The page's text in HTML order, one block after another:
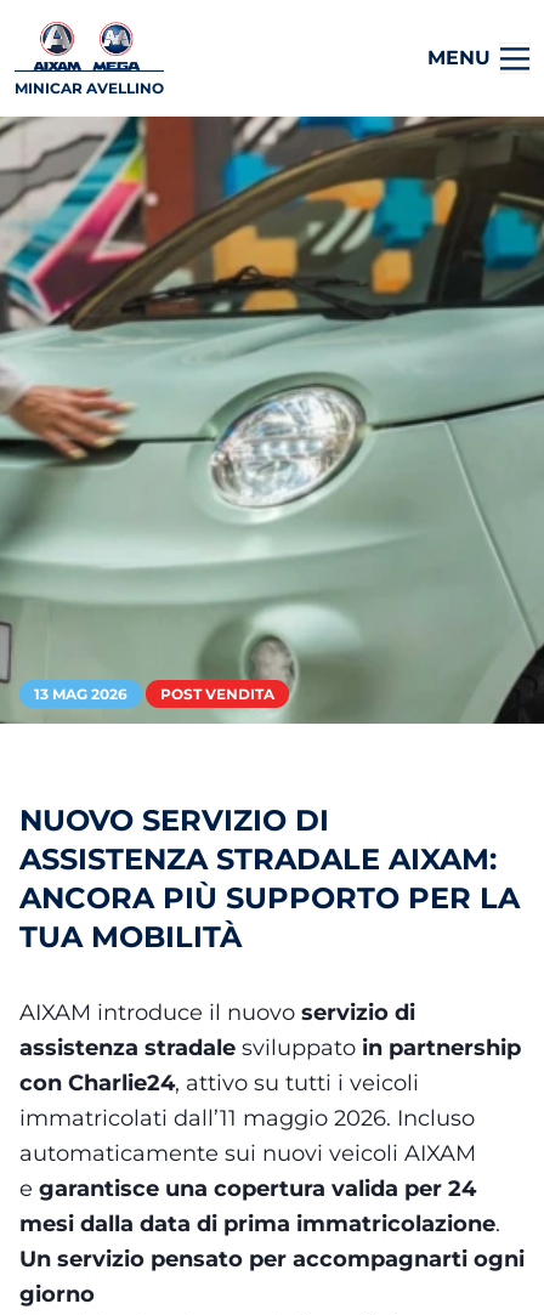
MINICAR AVELLINO
MENU
13 MAG 2026 POST VENDITA
NUOVO SERVIZIO DI
ASSISTENZA STRADALE AIXAM:
ANCORA PIÙ SUPPORTO PER LA
TUA MOBILITÀ
AIXAM introduce il nuovo servizio di
assistenza stradale sviluppato in partnership
con Charlie24, attivo su tutti i veicoli
immatricolati dall’11 maggio 2026. Incluso
automaticamente sui nuovi veicoli AIXAM
e garantisce una copertura valida per 24
mesi dalla data di prima immatricolazione.
Un servizio pensato per accompagnarti ogni
giorno